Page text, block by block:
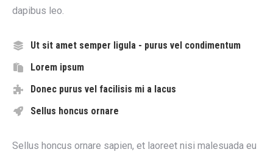
dapibus leo.
Ut sit amet semper ligula - purus vel condimentum
Lorem ipsum
Donec purus vel facilisis mi a lacus
Sellus honcus ornare
Sellus honcus ornare sapien, et laoreet nisi malesuada eu